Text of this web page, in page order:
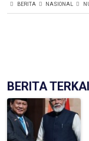
BERITA NASIONAL
BERITA